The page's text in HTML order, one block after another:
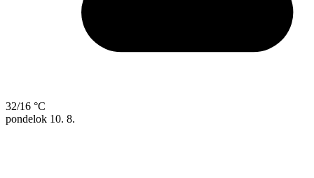
32/16 °C
pondelok 10. 8.